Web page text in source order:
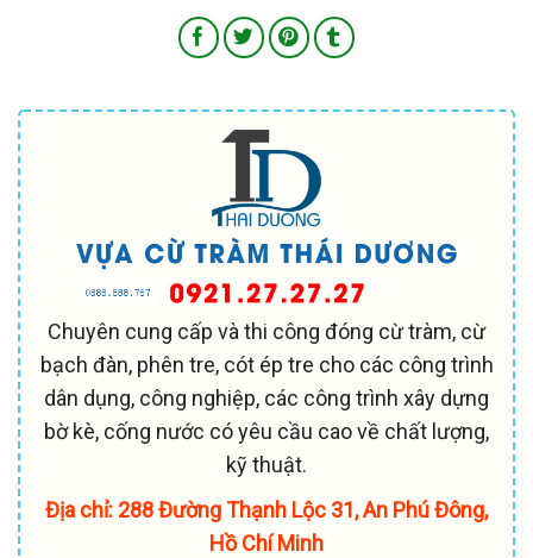
Chuyên cung cấp và thi công đóng cừ tràm, cừ
bạch đàn, phên tre, cót ép tre cho các công trình
dân dụng, công nghiệp, các công trình xây dựng
bờ kè, cống nước có yêu cầu cao về chất lượng,
kỹ thuật.
Địa chỉ: 288 Đường Thạnh Lộc 31, An Phú Đông,
Hồ Chí Minh